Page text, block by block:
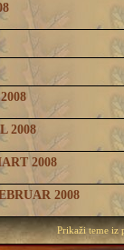
2008
2008
2008
Prikaži teme iz